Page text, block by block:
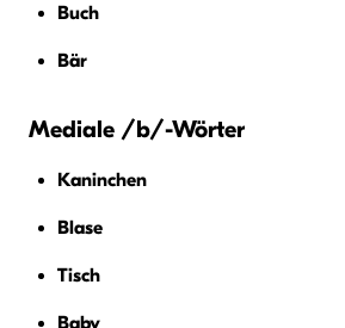
Buch
Bär
Mediale /b/-Wörter
Kaninchen
Blase
Tisch
Baby